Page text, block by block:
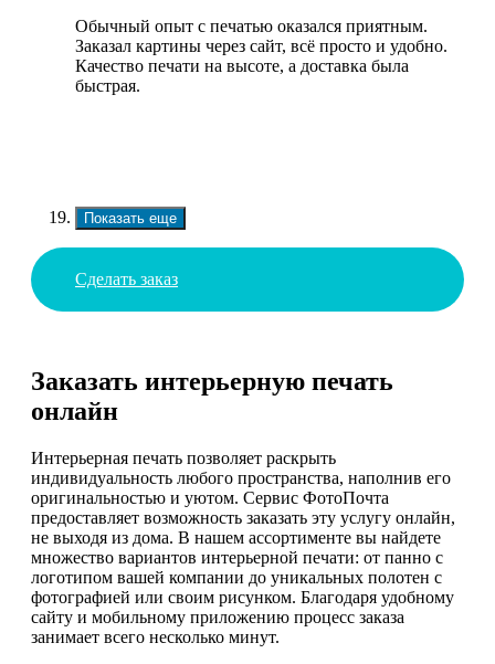
Обычный опыт с печатью оказался приятным.
Заказал картины через сайт, всё просто и удобно.
Качество печати на высоте, а доставка была
быстрая.
Показать еще
Сделать заказ
Заказать интерьерную печать
онлайн
Интерьерная печать позволяет раскрыть
индивидуальность любого пространства, наполнив его
оригинальностью и уютом. Сервис ФотоПочта
предоставляет возможность заказать эту услугу онлайн,
не выходя из дома. В нашем ассортименте вы найдете
множество вариантов интерьерной печати: от панно с
логотипом вашей компании до уникальных полотен с
фотографией или своим рисунком. Благодаря удобному
сайту и мобильному приложению процесс заказа
занимает всего несколько минут.